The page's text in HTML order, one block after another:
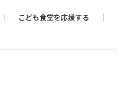
こども食堂を応援する